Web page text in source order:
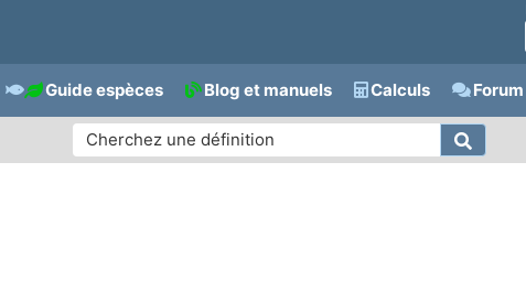
Guide espèces Blog et manuels Calculs